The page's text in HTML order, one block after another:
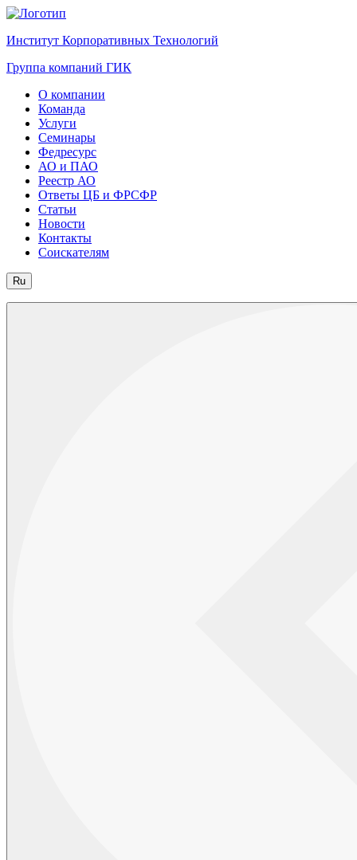
Институт Корпоративных Технологий
Группа компаний ГИК
О компании
Команда
Услуги
Семинары
Федресурс
АО и ПАО
Реестр АО
Ответы ЦБ и ФРСФР
Статьи
Новости
Контакты
Соискателям
Ru